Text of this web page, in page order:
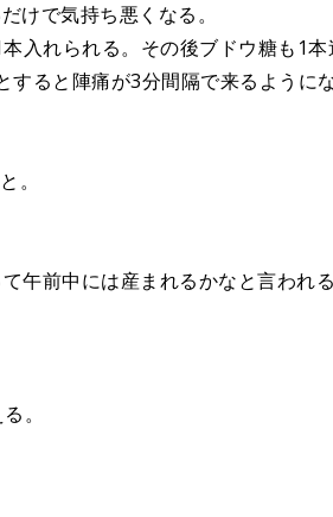
けで気持ち悪くなる。
入れられる。その後ブドウ糖も1本
ると陣痛が3分間隔で来るようにな
。
午前中には産まれるかなと言われる
。